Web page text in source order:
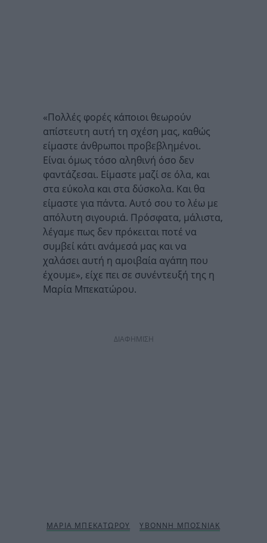
«Πολλές φορές κάποιοι θεωρούν
απίστευτη αυτή τη σχέση μας, καθώς
είμαστε άνθρωποι προβεβλημένοι.
Είναι όμως τόσο αληθινή όσο δεν
φαντάζεσαι. Είμαστε μαζί σε όλα, και
στα εύκολα και στα δύσκολα. Και θα
είμαστε για πάντα. Αυτό σου το λέω με
απόλυτη σιγουριά. Πρόσφατα, μάλιστα,
λέγαμε πως δεν πρόκειται ποτέ να
συμβεί κάτι ανάμεσά μας και να
χαλάσει αυτή η αμοιβαία αγάπη που
έχουμε», είχε πει σε συνέντευξή της η
Μαρία Μπεκατώρου.
ΔΙΑΦΗΜΙΣΗ